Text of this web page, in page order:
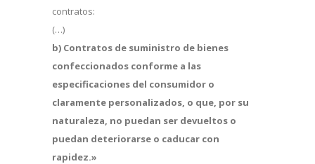
contratos:
(…)
b) Contratos de suministro de bienes
confeccionados conforme a las
especificaciones del consumidor o
claramente personalizados, o que, por su
naturaleza, no puedan ser devueltos o
puedan deteriorarse o caducar con
rapidez.»